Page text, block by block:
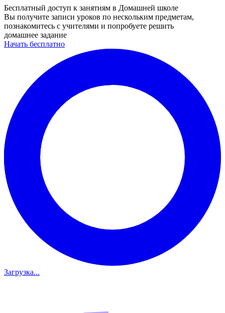
Бесплатный доступ к занятиям в Домашней школе
Вы получите записи уроков по нескольким предметам,
познакомитесь с учителями и попробуете решить
домашнее задание
Начать бесплатно
Загрузка...